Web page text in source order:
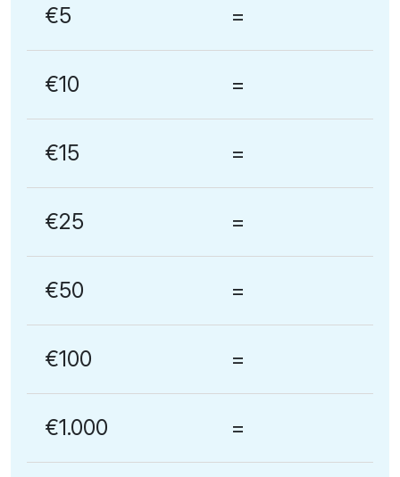
€5 =
€10 =
€15 =
€25 =
€50 =
€100 =
€1.000 =